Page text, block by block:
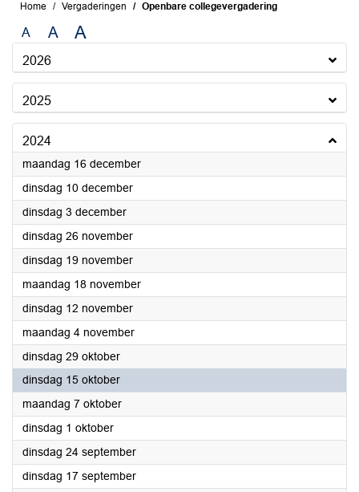
Home Vergaderingen Openbare collegevergadering
A A A
2026
2025
2024
maandag 16 december2024
dinsdag 10 december2024
dinsdag 3 december2024
dinsdag 26 november2024
dinsdag 19 november2024
maandag 18 november2024
dinsdag 12 november2024
maandag 4 november2024
dinsdag 29 oktober2024
dinsdag 15 oktober2024
maandag 7 oktober2024
dinsdag 1 oktober2024
dinsdag 24 september2024
dinsdag 17 september2024